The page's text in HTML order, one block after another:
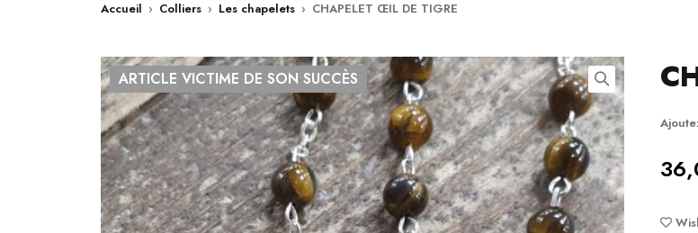
Accueil › Colliers › Les chapelets › CHAPELET ŒIL DE TIGRE
ARTICLE VICTIME DE SON SUCCÈS